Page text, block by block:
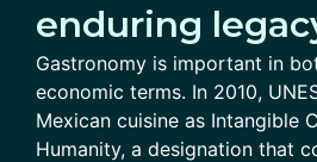
enduring
Gastronomy is important in
economic terms. In 2010,
Mexican cuisine as Intangible
Humanity, a designation that